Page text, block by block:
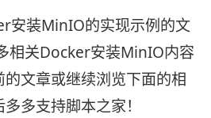
安装MinIO的实现示例的文
相关Docker安装MinIO内容
文章或继续浏览下面的相
多支持脚本之家！